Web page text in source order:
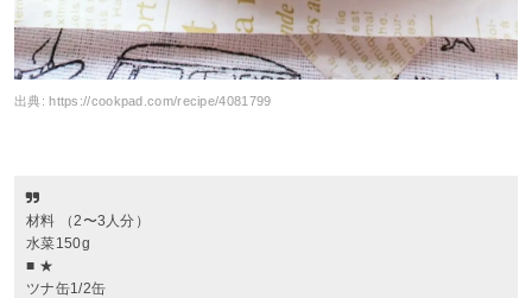
出典:https://cookpad.com/recipe/4081799
材料 （2〜3人分）
水菜150g
■ ★
ツナ缶1/2缶